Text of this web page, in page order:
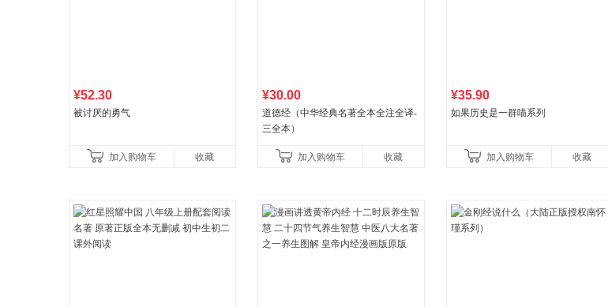
¥52.30
被讨厌的勇气
加入购物车 收藏
¥30.00
道德经（中华经典名著全本全注全译-
三全本）
加入购物车 收藏
¥35.90
如果历史是一群喵系列
加入购物车 收藏